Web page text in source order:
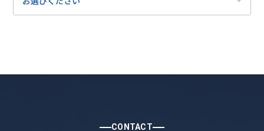
CONTACT